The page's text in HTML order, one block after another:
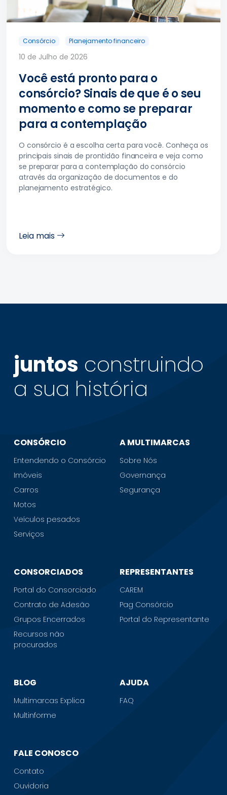
Consórcio Planejamento financeiro
10 de Julho de 2026
Você está pronto para o
consórcio? Sinais de que é o seu
momento e como se preparar
para a contemplação
O consórcio é a escolha certa para você. Conheça os
principais sinais de prontidão financeira e veja como
se preparar para a contemplação do consórcio
através da organização de documentos e do
planejamento estratégico.
Leia mais
juntos construindo
a sua história
CONSÓRCIO
Entendendo o Consórcio
Imóveis
Carros
Motos
Veículos pesados
Serviços
A MULTIMARCAS
Sobre Nós
Governança
Segurança
CONSORCIADOS
Portal do Consorciado
Contrato de Adesão
Grupos Encerrados
Recursos não
procurados
REPRESENTANTES
CAREM
Pag Consórcio
Portal do Representante
BLOG
Multimarcas Explica
Multinforme
AJUDA
FAQ
FALE CONOSCO
Contato
Ouvidoria